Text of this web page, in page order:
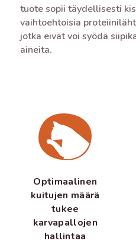
tuote sopii täydellisesti
vaihtoehtoisia
jotka eivät voi syödä
aineita.
Optimaalinen
kuitujen määrä
tukee
karvapallojen
hallintaa